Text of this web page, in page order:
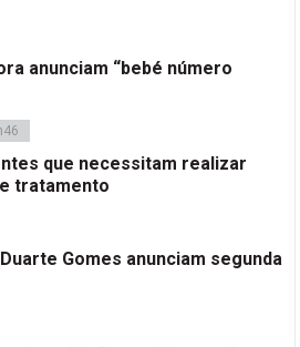
anunciam “bebé número
que necessitam realizar
tratamento
Gomes anunciam segunda